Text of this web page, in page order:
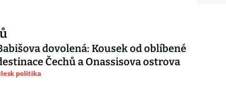
dovolená: Kousek od oblíbené
Čechů a Onassisova ostrova
politika